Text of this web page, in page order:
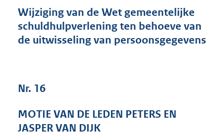
s
g
r
3
Wijziging van de Wet gemeentelijke
schuldhulpverlening ten behoeve van
de uitwisseling van persoonsgegevens
Nr. 16
MOTIE VAN DE LEDEN PETERS EN
JASPER VAN DIJK